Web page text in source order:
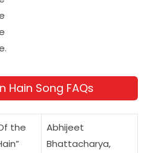
Hain Song FAQs
the
Abhijeet
Bhattacharya,